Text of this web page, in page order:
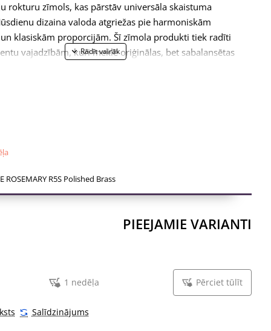
rokturu zīmols, kas pārstāv universāla skaistuma
dizaina valoda atgriežas pie harmoniskām
klasiskām proporcijām. Šī zīmola produkti tiek radīti
vajadzībām, kuri meklē oriģinālas, bet sabalansētas
metāla pašizlīdzinošām atsperēm. Rokturi ar
metāla rozetēm.
– pa kreisi un pa labi; kopā ar 5mm biezām rokturu
vērtne būs biezāka par 44mm, Jums būs nepieciešams
komplekts, svarīgu saistīto informāciju
ROSEMARY R5S Polished Brass
PIEEJAMIE VARIANTI
1 nedēļa Pērciet tūlīt
Salīdzinājums